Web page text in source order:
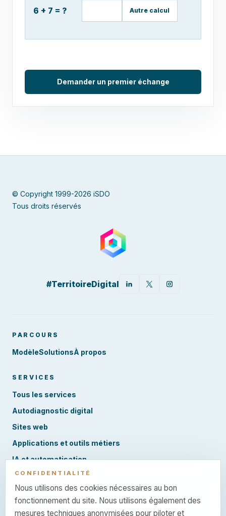
6 + 7 = ? Autre calcul
Demander un premier échange
© Copyright 1999-2026 iSDO
Tous droits réservés
#TerritoireDigital
PARCOURS
ModèleSolutionsÀ propos
SERVICES
Tous les services
Autodiagnostic digital
Sites web
Applications et outils métiers
IA et automatisation
SEO et GEO
Performance digitale
CONFIDENTIALITÉ
Nous utilisons des cookies nécessaires au bon
fonctionnement du site. Nous utilisons également des
mesures techniques anonymisées pour piloter et